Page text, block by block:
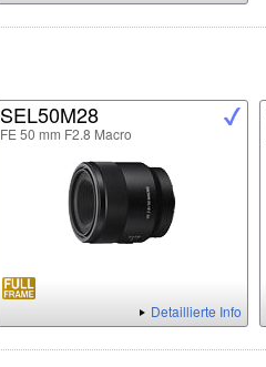
SEL50M28
FE 50 mm F2.8 Macro
Detaillierte Info